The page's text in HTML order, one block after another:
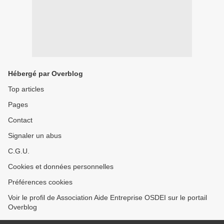
Hébergé par Overblog
Top articles
Pages
Contact
Signaler un abus
C.G.U.
Cookies et données personnelles
Préférences cookies
Voir le profil de Association Aide Entreprise OSDEI sur le portail
Overblog